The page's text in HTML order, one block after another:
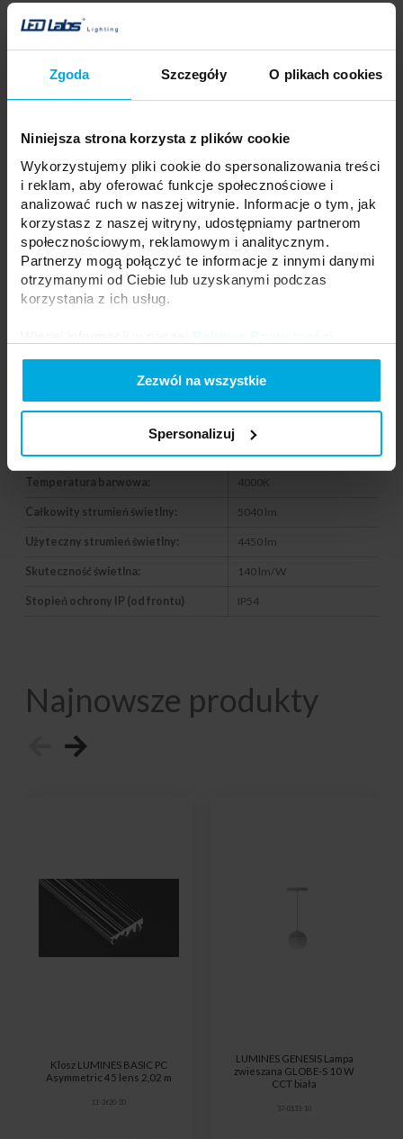
Zgoda Szczegóły O plikach cookies
Niniejsza strona korzysta z plików cookie
Wykorzystujemy pliki cookie do spersonalizowania treści
i reklam, aby oferować funkcje społecznościowe i
analizować ruch w naszej witrynie. Informacje o tym, jak
korzystasz z naszej witryny, udostępniamy partnerom
społecznościowym, reklamowym i analitycznym.
Partnerzy mogą połączyć te informacje z innymi danymi
otrzymanymi od Ciebie lub uzyskanymi podczas
korzystania z ich usług.
Zezwól na wszystkie
Spersonalizuj
bezpieczeństwa produktu,
potwierdzającym jego zgodność
z obowiązującymi normami
higienicznymi.
Zalety produktów z atestem
PZH:
- Możliwość stosowania
produktów w obiektach
użyteczności publicznej
- Możliwość stosowania produktów w obiektach o
podwyższonych standardach higienicznych takich jak
laboratoria, apteki, baseny
- Gwarancja bezpieczeństwa dla zdrowia i życia ludzi
Napięcie zasilania: 200 - 240 V~ 50/60Hz
UGR: <19
Temperatura barwowa: 4000K
Całkowity strumień świetlny: 5040 lm
Użyteczny strumień świetlny: 4450 lm
Skuteczność świetlna: 140 lm/W
Stopień ochrony IP (od frontu) IP54
Najnowsze produkty
Klosz LUMINES BASIC PC
Asymmetric 45 lens 2,02 m
11-3620-20
LUMINES GENESIS Lampa
zwieszana GLOBE-S 10 W
CCT biała
37-0133-10